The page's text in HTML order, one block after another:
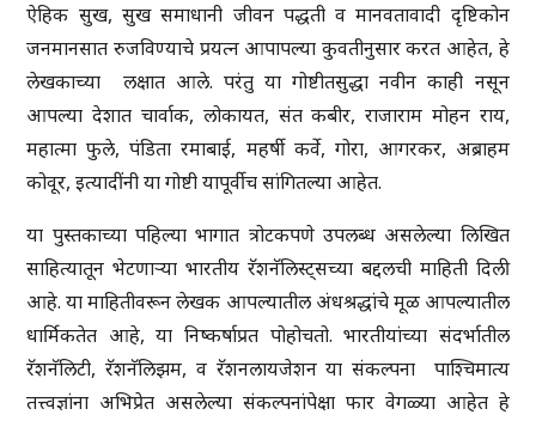
ऐहिक सुख, सुख समाधानी जीवन पद्धती व मानवतावादी दृष्टिकोन
जनमानसात रुजविण्याचे प्रयत्न आपापल्या कुवतीनुसार करत आहेत, हे
लेखकाच्या लक्षात आले. परंतु या गोष्टीतसुद्धा नवीन काही नसून
आपल्या देशात चार्वाक, लोकायत, संत कबीर, राजाराम मोहन राय,
महात्मा फुले, पंडिता रमाबाई, महर्षी कर्वे, गोरा, आगरकर, अब्राहम
कोवूर, इत्यादींनी या गोष्टी यापूर्वीच सांगितल्या आहेत.
या पुस्तकाच्या पहिल्या भागात त्रोटकपणे उपलब्ध असलेल्या लिखित
साहित्यातून भेटणाऱ्या भारतीय रॅशनॅलिस्ट्सच्या बद्दलची माहिती दिली
आहे. या माहितीवरून लेखक आपल्यातील अंधश्रद्धांचे मूळ आपल्यातील
धार्मिकतेत आहे, या निष्कर्षाप्रत पोहोचतो. भारतीयांच्या संदर्भातील
रॅशनॅलिटी, रॅशनॅलिझम, व रॅशनलायजेशन या संकल्पना पाश्चिमात्य
तत्त्वज्ञांना अभिप्रेत असलेल्या संकल्पनांपेक्षा फार वेगळ्या आहेत हे